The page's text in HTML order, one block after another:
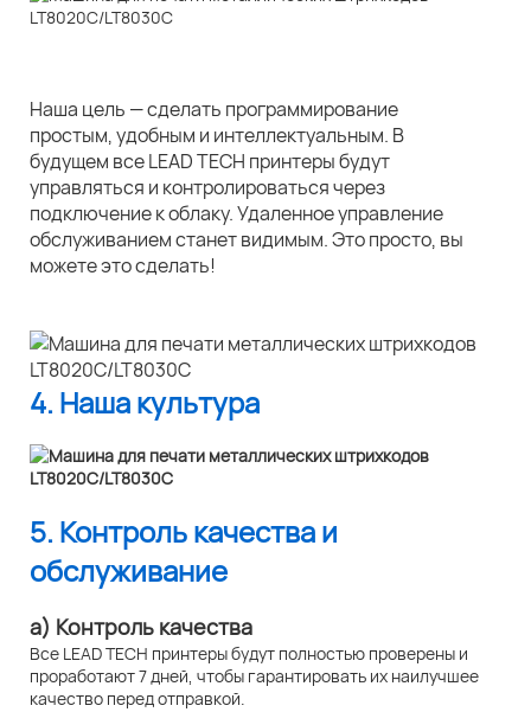
Наша цель — сделать программирование
простым, удобным и интеллектуальным. В
будущем все LEAD TECH принтеры будут
управляться и контролироваться через
подключение к облаку. Удаленное управление
обслуживанием станет видимым. Это просто, вы
можете это сделать!
4. Наша культура
5. Контроль качества и
обслуживание
а) Контроль качества
Все LEAD TECH принтеры будут полностью проверены и
проработают 7 дней, чтобы гарантировать их наилучшее
качество перед отправкой.